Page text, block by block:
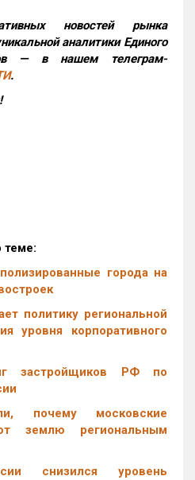
новостей рынка
аналитики Единого
— в нашем телеграм-
.
теме:
города на
политику региональной
уровня корпоративного
застройщиков РФ по
почему московские
землю региональным
снизился уровень